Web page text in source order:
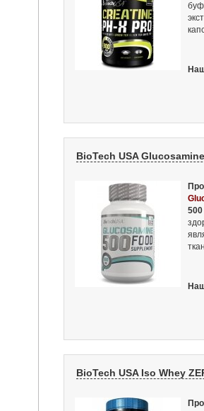
BioTech USA
BioTech USA Iso Whey